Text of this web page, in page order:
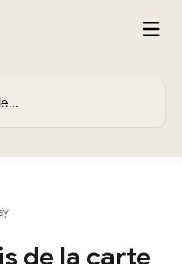
de la carte